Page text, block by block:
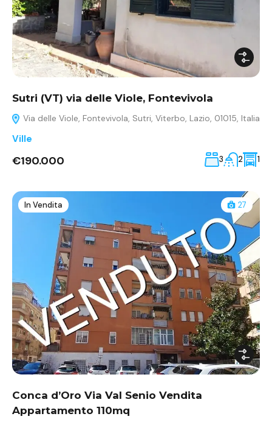
Sutri (VT) via delle Viole, Fontevivola
Via delle Viole, Fontevivola, Sutri, Viterbo, Lazio, 01015, Italia
Ville
€190.000 3 2 1
In Vendita 27
Conca d’Oro Via Val Senio Vendita
Appartamento 110mq